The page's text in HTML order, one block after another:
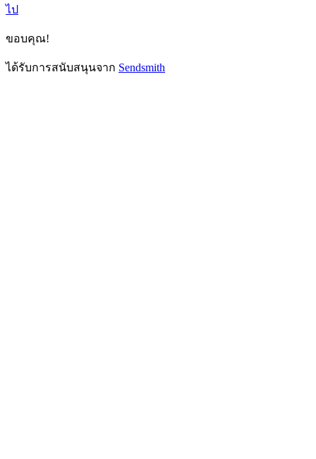
ไป
ขอบคุณ!
ได้รับการสนับสนุนจาก Sendsmith